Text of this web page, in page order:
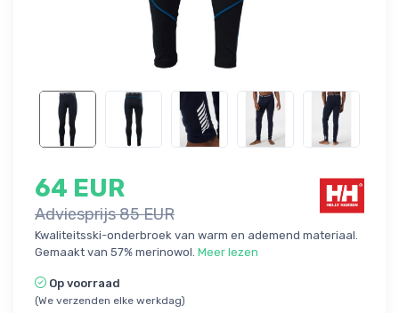
64 EUR
Adviesprijs 85 EUR
Kwaliteitsski-onderbroek van warm en ademend materiaal.
Gemaakt van 57% merinowol. Meer lezen
Op voorraad
(We verzenden elke werkdag)